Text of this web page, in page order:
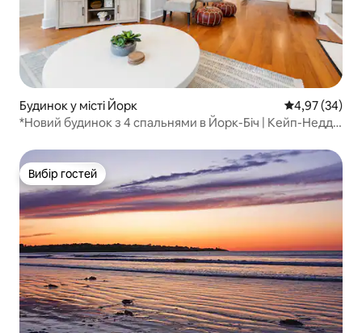
Будинок у місті Йорк Середня
4,97 (34)
*Новий будинок з 4 спальнями в Йорк-Біч | Кейп-Неддік
Вибір гостей
Вибір гостей